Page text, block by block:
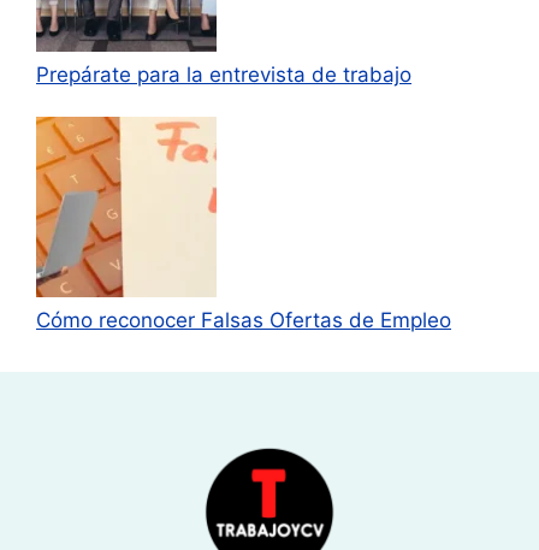
Prepárate para la entrevista de trabajo
Cómo reconocer Falsas Ofertas de Empleo